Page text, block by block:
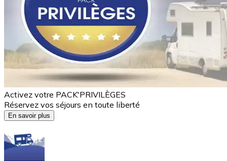
Activez votre PACK'PRIVILÈGES
Réservez vos séjours en toute liberté
En savoir plus